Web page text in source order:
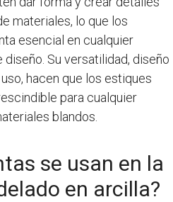
materiales, lo que los
esencial en cualquier
Su versatilidad, diseño
hacen que los estiques
para cualquier
blandos.
se usan en la
en arcilla?